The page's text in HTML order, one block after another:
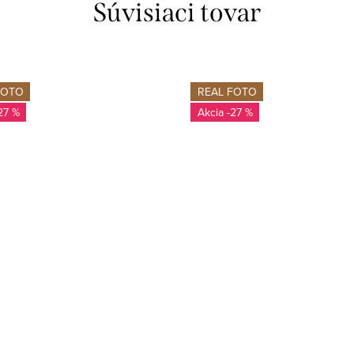
Súvisiaci tovar
%
REAL FOTO
-27 %